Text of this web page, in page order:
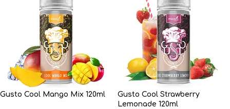
Gusto Cool Mango Mix 120ml
Gusto Cool Strawberry
Lemonade 120ml